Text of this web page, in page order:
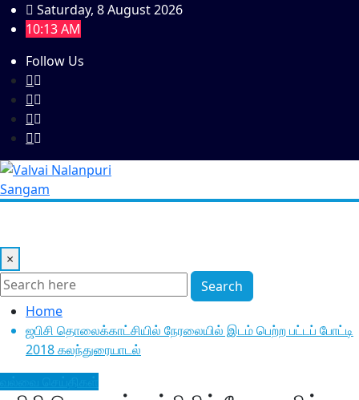
Skip
to
Saturday, 8 August 2026
10:13 AM
Follow Us
×
Search
Home
ஜபிசி தொலைக்காட்சியில் நேரலையில் இடம் பெற்ற பட்டப் போட்டி
2018 கலந்துரையாடல்